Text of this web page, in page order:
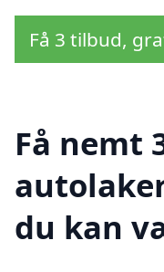
Få 3 tilbud,
Få nemt
du kan